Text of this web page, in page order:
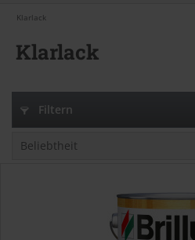
Klarlack
Klarlack
Filtern